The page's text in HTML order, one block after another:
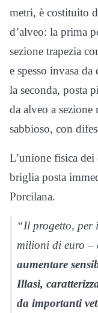
metri, è costituito
d’alveo: la prima
sezione trapezia
e spesso invasa
la seconda, posta
da alveo a
sabbioso, con
L’unione fisica dei
briglia posta
Porcilana.
“Il progetto, per
milioni di euro –
aumentare
Illasi,
da importanti